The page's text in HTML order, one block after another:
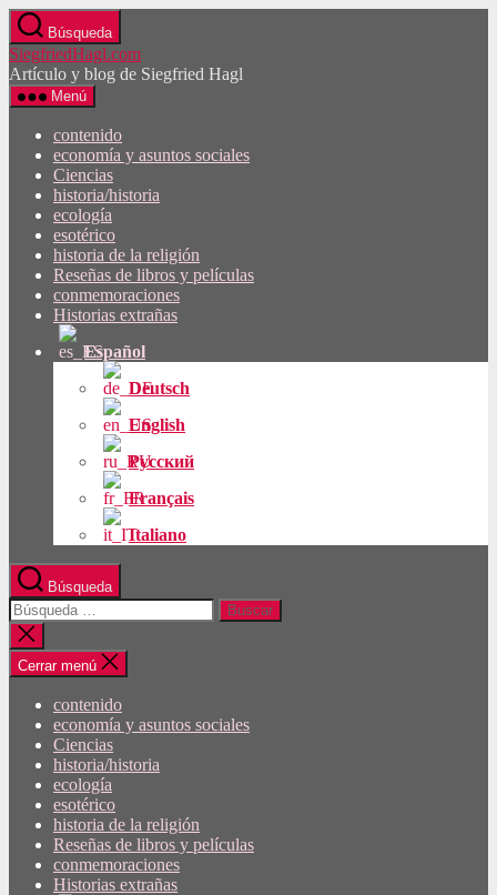
Saltar
al
contenido
Búsqueda
SiegfriedHagl.com
Artículo y blog de Siegfried Hagl
Menú
contenido
economía y asuntos sociales
Ciencias
historia/historia
ecología
esotérico
historia de la religión
Reseñas de libros y películas
conmemoraciones
Historias extrañas
Español
Deutsch
English
Русский
Français
Italiano
Búsqueda
Buscar:
Cerrar
búsqueda
Cerrar menú
contenido
economía y asuntos sociales
Ciencias
historia/historia
ecología
esotérico
historia de la religión
Reseñas de libros y películas
conmemoraciones
Historias extrañas